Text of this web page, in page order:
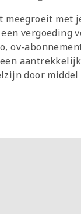
meegroeit met
vergoeding
ov-
door